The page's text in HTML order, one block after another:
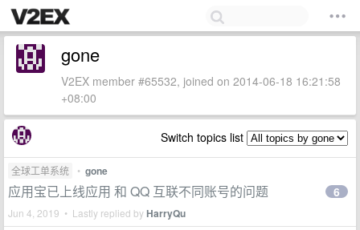
gone
V2EX member #65532, joined on 2014-06-18 16:21:58
+08:00
Switch topics list
全球工单系统 • gone
应用宝已上线应用 和 QQ 互联不同账号的问题
Jun 4, 2019 • Lastly replied byHarryQu
6